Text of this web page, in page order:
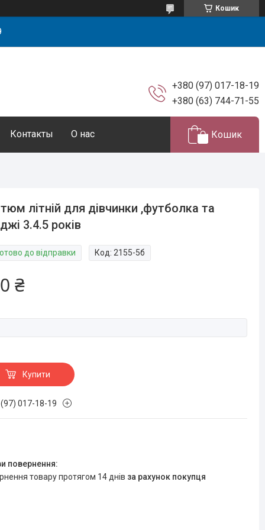
Кошик
+380 (97) 017-18-19
+380 (63) 744-71-55
Контакты О нас Кошик
літній для дівчинки ,футболка та
3.4.5 років
до відправки Код: 2155-5б
₴
Купити
017-18-19
товару протягом 14 днів за рахунок покупця